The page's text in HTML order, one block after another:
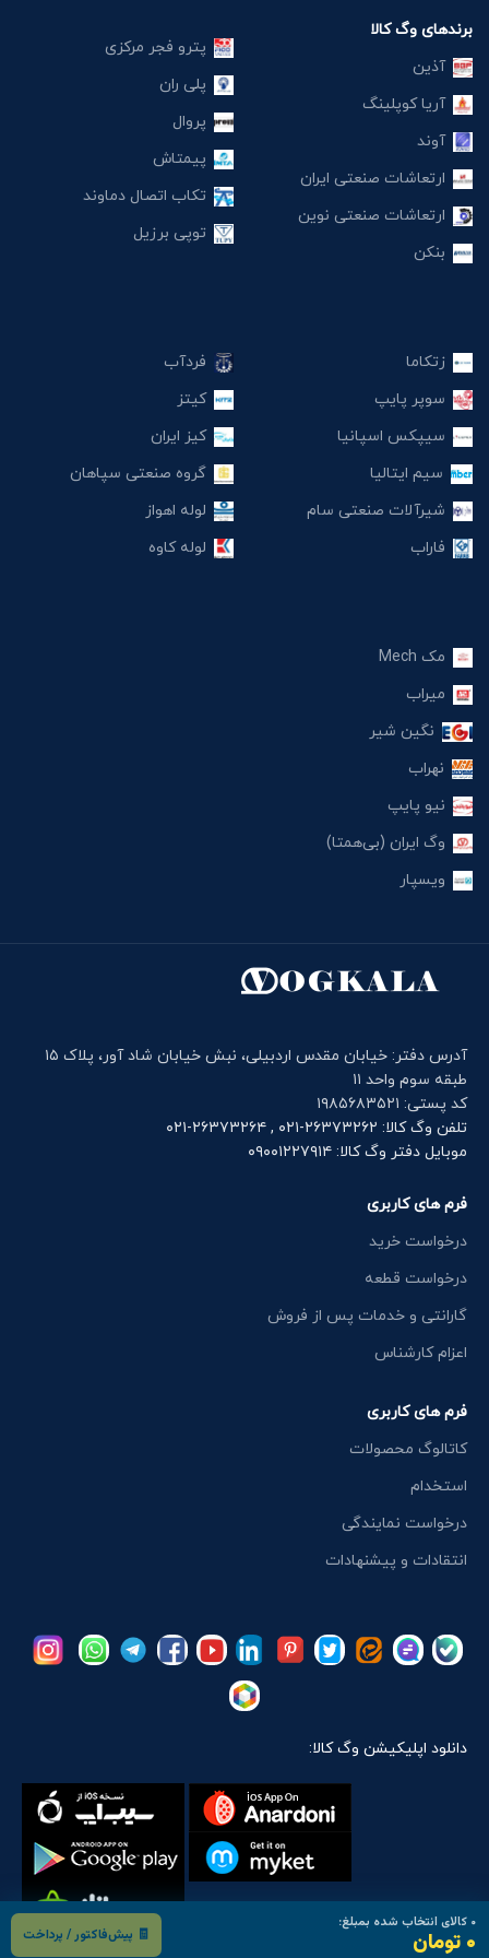
۰ کالای انتخاب شده بمبلغ:
۰ تومان 🧾 پیش‌فاکتور / پرداخت
برندهای وگ کالا
آذین
آریا کوپلینگ
آوند
ارتعاشات صنعتی ایران
ارتعاشات صنعتی نوین
بنکن
پترو فجر مرکزی
پلی ران
پروال
پیمتاش
تکاب اتصال دماوند
توپی برزیل
زتکاما
سوپر پایپ
سیپکس اسپانیا
سیم ایتالیا
شیرآلات صنعتی سام
فاراب
فردآب
کیتز
کیز ایران
گروه صنعتی سپاهان
لوله اهواز
لوله کاوه
مک Mech
میراب
نگین شیر
نهراب
نیو پایپ
وگ ایران (بی‌همتا)
ویسپار
آدرس دفتر: خیابان مقدس اردبیلی، نبش خیابان شاد آور، پلاک ۱۵
طبقه سوم واحد ۱۱
کد پستی: ۱۹۸۵۶۸۳۵۲۱
تلفن وگ کالا: ۲۶۳۷۳۲۶۲-۰۲۱ , ۲۶۳۷۳۲۶۴-۰۲۱
موبایل دفتر وگ کالا: ۰۹۰۰۱۲۲۷۹۱۴
فرم های کاربری
درخواست خرید
درخواست قطعه
گارانتی و خدمات پس از فروش
اعزام کارشناس
فرم های کاربری
کاتالوگ محصولات
استخدام
درخواست نمایندگی
انتقادات و پیشنهادات
دانلود اپلیکیشن وگ کالا: